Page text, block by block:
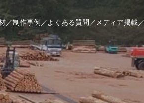
／制作事例／よくある質問／ メディア掲載／